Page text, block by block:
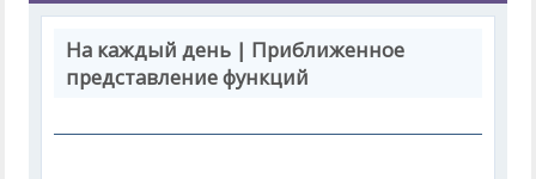
На каждый день | Приближенное
представление функций